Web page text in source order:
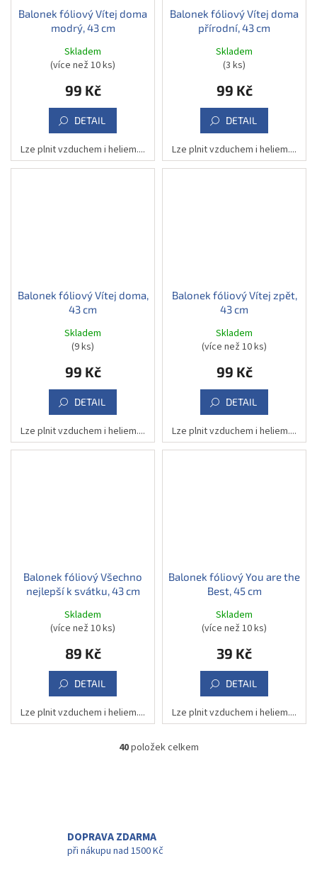
Balonek fóliový Vítej doma
modrý, 43 cm
Skladem
(více než 10 ks)
99 Kč
DETAIL
Lze plnit vzduchem i heliem....
Balonek fóliový Vítej doma
přírodní, 43 cm
Skladem
(3 ks)
99 Kč
DETAIL
Lze plnit vzduchem i heliem....
Balonek fóliový Vítej doma,
43 cm
Skladem
(9 ks)
99 Kč
DETAIL
Lze plnit vzduchem i heliem....
Balonek fóliový Vítej zpět,
43 cm
Skladem
(více než 10 ks)
99 Kč
DETAIL
Lze plnit vzduchem i heliem....
Balonek fóliový Všechno
nejlepší k svátku, 43 cm
Skladem
(více než 10 ks)
89 Kč
DETAIL
Lze plnit vzduchem i heliem....
Balonek fóliový You are the
Best, 45 cm
Skladem
(více než 10 ks)
39 Kč
DETAIL
Lze plnit vzduchem i heliem....
O
í
40položek celkem
DOPRAVA ZDARMA
při nákupu nad 1500 Kč